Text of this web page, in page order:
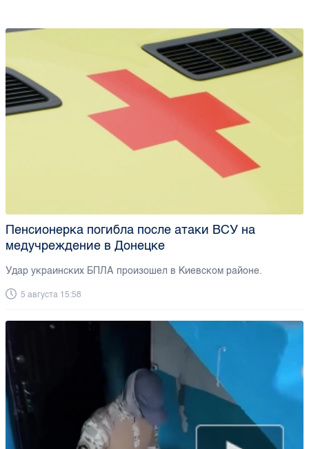
Пенсионерка погибла после атаки ВСУ на
медучреждение в Донецке
Удар украинских БПЛА произошел в Киевском районе.
5 августа 15:58